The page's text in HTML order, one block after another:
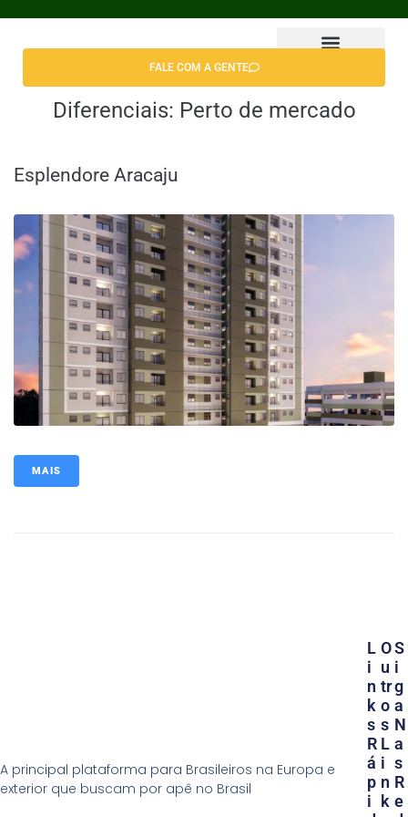
FALE COM A GENTE
Diferenciais: Perto de mercado
Esplendore Aracaju
MAIS
A principal plataforma para Brasileiros na Europa e
exterior que buscam por apê no Brasil
O
U
Tr
O
S
L
I
N
K
L
I
N
K
S
R
Á
P
I
S
I
G
A
N
A
S
R
E